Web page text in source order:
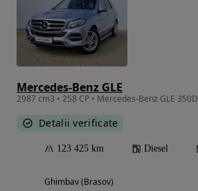
Mercedes-Benz GLE
2987 cm3 • 258 CP • Mercedes-Benz GLE 350D
Detalii verificate
123 425 km Diesel
Ghimbav (Brasov)